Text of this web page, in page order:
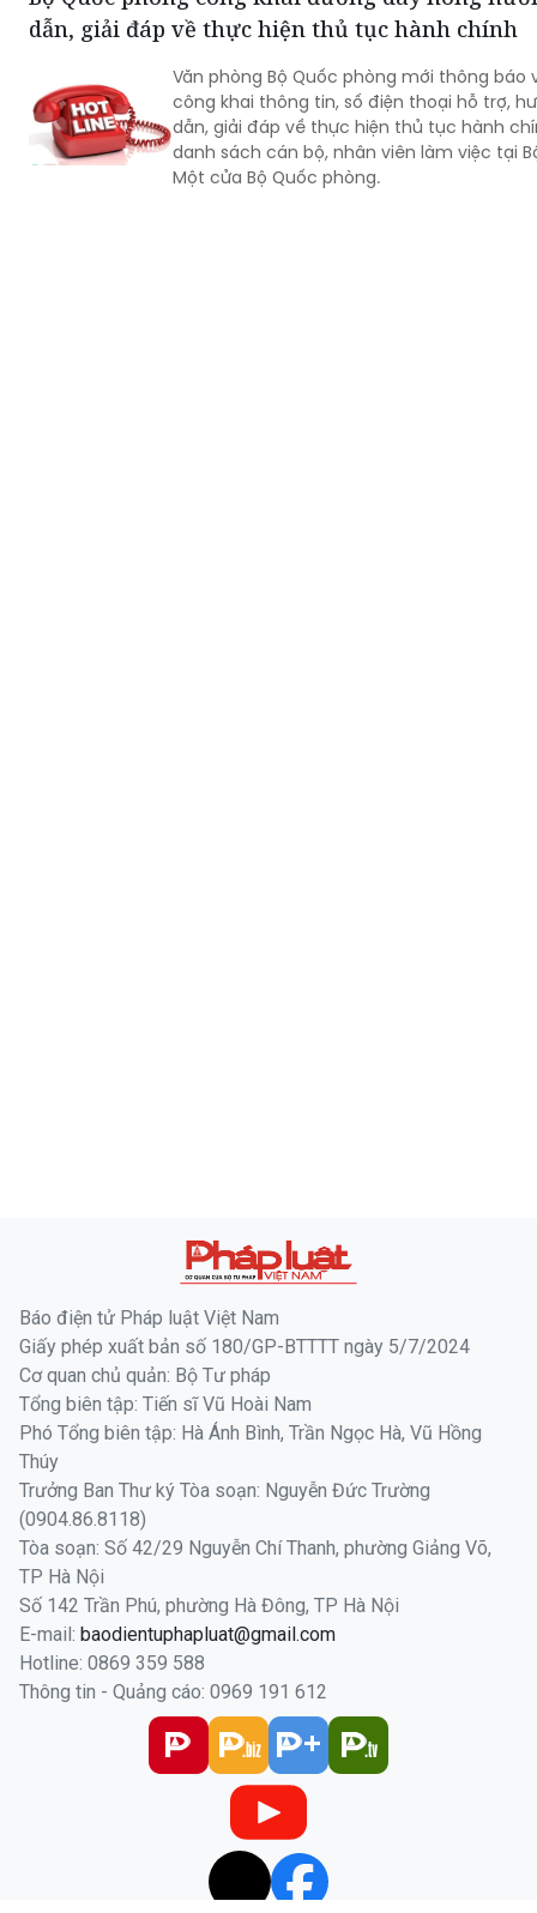
Văn phòng Bộ Quốc phòng mới thông báo
công khai thông tin, số điện thoại hỗ trợ,
dẫn, giải đáp về thực hiện thủ tục hành
danh sách cán bộ, nhân viên làm việc tại
Một cửa Bộ Quốc phòng.
Báo điện tử Pháp luật Việt Nam
Giấy phép xuất bản số 180/GP-BTTTT ngày 5/7/2024
Cơ quan chủ quản: Bộ Tư pháp
Tổng biên tập: Tiến sĩ Vũ Hoài Nam
Phó Tổng biên tập: Hà Ánh Bình, Trần Ngọc Hà, Vũ Hồng
Thúy
Trưởng Ban Thư ký Tòa soạn: Nguyễn Đức Trường
(0904.86.8118)
Tòa soạn: Số 42/29 Nguyễn Chí Thanh, phường Giảng Võ,
TP Hà Nội
Số 142 Trần Phú, phường Hà Đông, TP Hà Nội
E-mail:baodientuphapluat@gmail.com
Hotline: 0869 359 588
Thông tin - Quảng cáo: 0969 191 612